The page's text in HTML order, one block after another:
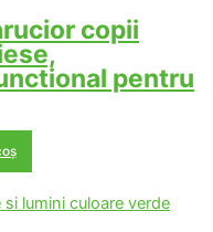
copii
pentru